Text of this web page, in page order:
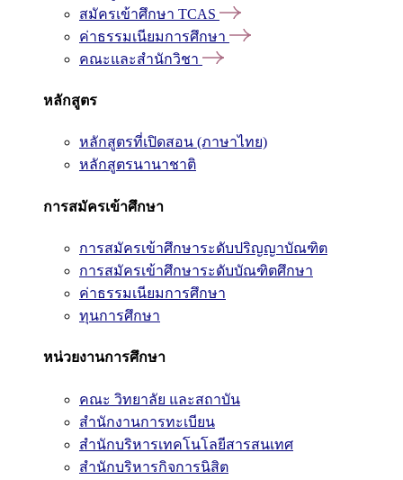
สมัครเข้าศึกษา TCAS
ค่าธรรมเนียมการศึกษา
คณะและสำนักวิชา
หลักสูตร
หลักสูตรที่เปิดสอน (ภาษาไทย)
หลักสูตรนานาชาติ
การสมัครเข้าศึกษา
การสมัครเข้าศึกษาระดับปริญญาบัณฑิต
การสมัครเข้าศึกษาระดับบัณฑิตศึกษา
ค่าธรรมเนียมการศึกษา
ทุนการศึกษา
หน่วยงานการศึกษา
คณะ วิทยาลัย และสถาบัน
สำนักงานการทะเบียน
สำนักบริหารเทคโนโลยีสารสนเทศ
สำนักบริหารกิจการนิสิต